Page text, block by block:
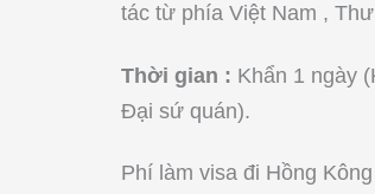
tác từ phía Việt Nam ,
Thời gian : Khẩn 1 ngày
Đại sứ quán).
Phí làm visa đi Hồng